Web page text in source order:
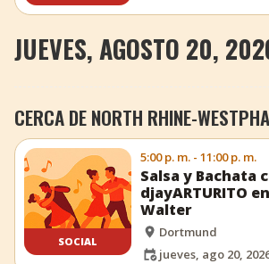
JUEVES, AGOSTO 20,
CERCA DE NORTH RHINE-
SOCIAL
5:00 p. m. - 11:00 p. m.
Salsa y Bachata
djayARTURITO
Walter
Dortmund
jueves, ago 20,